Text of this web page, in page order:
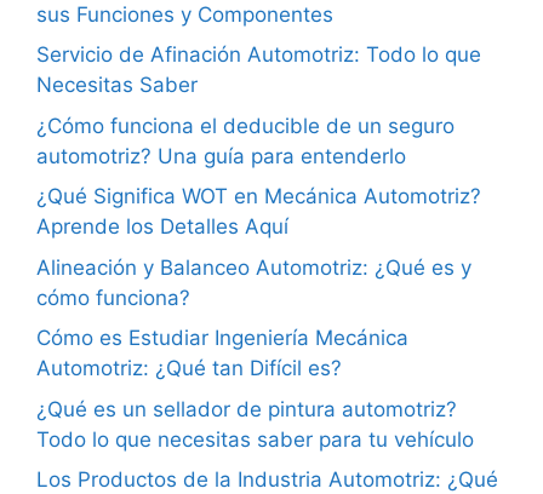
sus Funciones y Componentes
Servicio de Afinación Automotriz: Todo lo que
Necesitas Saber
¿Cómo funciona el deducible de un seguro
automotriz? Una guía para entenderlo
¿Qué Significa WOT en Mecánica Automotriz?
Aprende los Detalles Aquí
Alineación y Balanceo Automotriz: ¿Qué es y
cómo funciona?
Cómo es Estudiar Ingeniería Mecánica
Automotriz: ¿Qué tan Difícil es?
¿Qué es un sellador de pintura automotriz?
Todo lo que necesitas saber para tu vehículo
Los Productos de la Industria Automotriz: ¿Qué